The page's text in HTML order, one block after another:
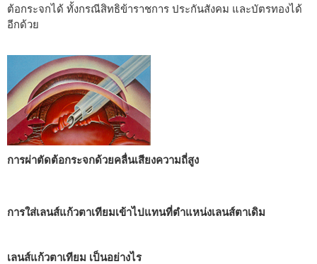
ต้อกระจกได้ ทั้งกรณีสิทธิข้าราชการ ประกันสังคม และบัตรทองได้
อีกด้วย
การผ่าตัดต้อกระจกด้วยคลื่นเสียงความถี่สูง
การใส่เลนส์แก้วตาเทียมเข้าไปแทนที่ตำแหน่งเลนส์ตาเดิม
เลนส์แก้วตาเทียม เป็นอย่างไร